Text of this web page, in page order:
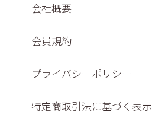
会社概要
会員規約
プライバシーポリシー
特定商取引法に基づく表示